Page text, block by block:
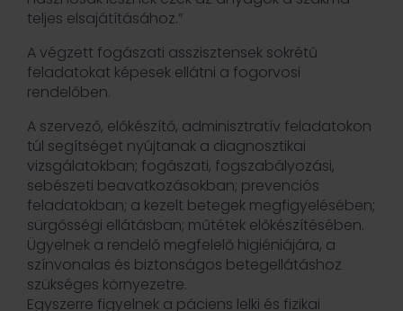
teljes elsajátításához.”
A végzett fogászati asszisztensek sokrétű
feladatokat képesek ellátni a fogorvosi
rendelőben.
A szervező, előkészítő, adminisztratív feladatokon
túl segítséget nyújtanak a diagnosztikai
vizsgálatokban; fogászati, fogszabályozási,
sebészeti beavatkozásokban; prevenciós
feladatokban; a kezelt betegek megfigyelésében;
sürgősségi ellátásban; műtétek előkészítésében.
Ügyelnek a rendelő megfelelő higiéniájára, a
színvonalas és biztonságos betegellátáshoz
szükséges környezetre.
Egyszerre figyelnek a páciens lelki és fizikai